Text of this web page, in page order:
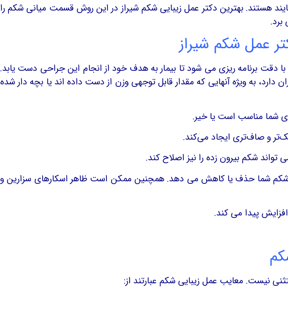
هستند. بهترین دکتر عمل زیبایی شکم شیراز در این روش قسمت میانی شکم را
عمل شکم شیراز
دقت برنامه ریزی می شود تا بیمار به هدف خود از انجام این جراحی دست یابد.
به ویژه آنهایی که مقدار قابل توجهی وزن از دست داده اند یا بچه دار شده
شما مناسب است یا خیر.
و صاف‌تری ایجاد می‌کند.
شکم شما حذف یا کاهش می دهد. همچنین ممکن است ظاهر اسکارهای سزارین و
نیست. معایب عمل زیبایی شکم عبارتند از: